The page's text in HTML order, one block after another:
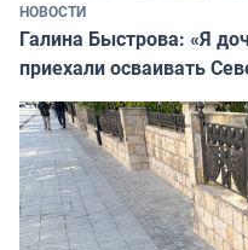
НОВОСТИ
Галина Быстрова: «Я
приехали осваивать